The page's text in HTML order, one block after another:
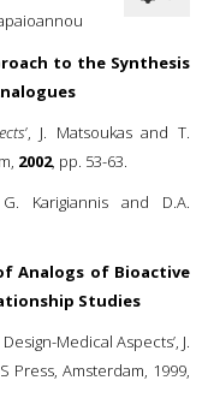
to the Synthesis
’, J. Matsoukas and T.
2002, pp. 53-63.
Karigiannis and D.A.
Analogs of Bioactive
Studies
Medical Aspects’, J.
Press, Amsterdam, 1999,